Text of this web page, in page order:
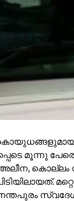
മൂന്നു
കൊല്ലം